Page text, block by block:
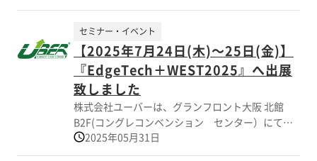
な環境下での使用を想定した課題解決に向けて
様々な実例をご紹介し高い関心が寄せられまし
た。 ご来場いただいた皆様にこの場をお借りし厚
く御礼申し上げます。
展致しました。 先端加速器研究とその応用に携わ
る研究者・技術者が一堂に会し、意見や情報を交
換しながら今後の発展を議論する場として、毎
年、日本加速器学会年会を主催しております。当
社は企業展示に製品出展して、関連製品や最新の
技術情報に関しまして意見交換、情報提供させて
頂きました。ありがとうございました。
【2025年7月24日(木)～25日(金)】
『EdgeTech＋WEST2025』へ出展
致しました
セミナー・イベント
株式会社ユーバーは、グランフロント大阪 北館
B2F(コングレコンベンション センター）にて開
催されます 「EdgeTech＋WEST2025」に出展致し
ました。 当社展示ブースでは、IT技術に関連する
2025年05月31日